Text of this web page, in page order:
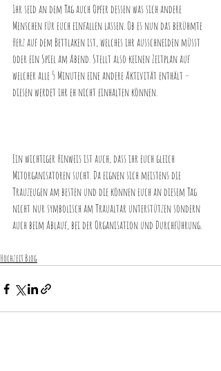
Ihr seid an dem Tag auch Opfer dessen was sich andere
Menschen für euch einfallen lassen. Ob es nun das berühmte
Herz auf dem Bettlaken ist, welches ihr ausschneiden müsst
oder ein Spiel am Abend. Stellt also keinen Zeitplan auf
welcher alle 5 Minuten eine andere Aktivität enthält –
diesen werdet ihr eh nicht einhalten können.
Ein wichtiger Hinweis ist auch, dass ihr euch gleich
Mitorganisatoren sucht. Da eignen sich meistens die
Trauzeugen am besten und die können euch an diesem Tag
nicht nur symbolisch am Traualtar unterstützen sondern
auch beim Ablauf, bei der Organisation und Durchführung.
Hochzeit Blog